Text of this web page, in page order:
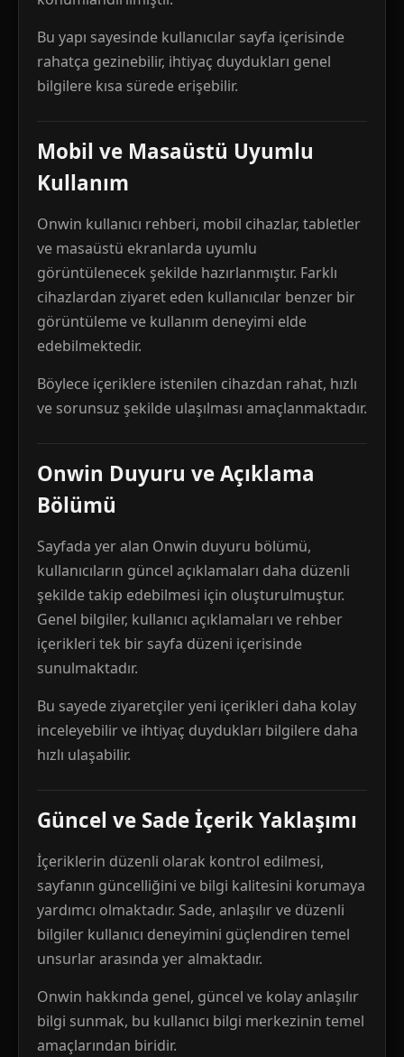
Bu yapı sayesinde kullanıcılar sayfa içerisinde
rahatça gezinebilir, ihtiyaç duydukları genel
bilgilere kısa sürede erişebilir.
Mobil ve Masaüstü Uyumlu
Kullanım
Onwin kullanıcı rehberi, mobil cihazlar, tabletler
ve masaüstü ekranlarda uyumlu
görüntülenecek şekilde hazırlanmıştır. Farklı
cihazlardan ziyaret eden kullanıcılar benzer bir
görüntüleme ve kullanım deneyimi elde
edebilmektedir.
Böylece içeriklere istenilen cihazdan rahat, hızlı
ve sorunsuz şekilde ulaşılması amaçlanmaktadır.
Onwin Duyuru ve Açıklama
Bölümü
Sayfada yer alan Onwin duyuru bölümü,
kullanıcıların güncel açıklamaları daha düzenli
şekilde takip edebilmesi için oluşturulmuştur.
Genel bilgiler, kullanıcı açıklamaları ve rehber
içerikleri tek bir sayfa düzeni içerisinde
sunulmaktadır.
Bu sayede ziyaretçiler yeni içerikleri daha kolay
inceleyebilir ve ihtiyaç duydukları bilgilere daha
hızlı ulaşabilir.
Güncel ve Sade İçerik Yaklaşımı
İçeriklerin düzenli olarak kontrol edilmesi,
sayfanın güncelliğini ve bilgi kalitesini korumaya
yardımcı olmaktadır. Sade, anlaşılır ve düzenli
bilgiler kullanıcı deneyimini güçlendiren temel
unsurlar arasında yer almaktadır.
Onwin hakkında genel, güncel ve kolay anlaşılır
bilgi sunmak, bu kullanıcı bilgi merkezinin temel
amaçlarından biridir.